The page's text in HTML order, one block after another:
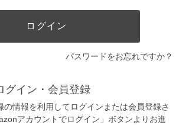
ログイン
パスワードをお忘れですか？
グイン・会員登録
情報を利用してログインまたは会員登録さ
アカウントでログイン」ボタンよりお進